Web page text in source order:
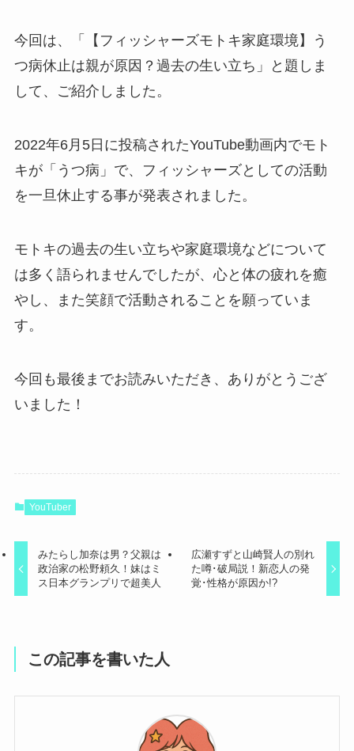
今回は、「【フィッシャーズモトキ家庭環境】う
つ病休止は親が原因？過去の生い立ち」と題しま
して、ご紹介しました。
2022年6月5日に投稿されたYouTube動画内でモト
キが「うつ病」で、フィッシャーズとしての活動
を一旦休止する事が発表されました。
モトキの過去の生い立ちや家庭環境などについて
は多く語られませんでしたが、心と体の疲れを癒
やし、また笑顔で活動されることを願っていま
す。
今回も最後までお読みいただき、ありがとうござ
いました！
YouTuber
みたらし加奈は男？父親は
政治家の松野頼久！妹はミ
ス日本グランプリで超美人
広瀬すずと山崎賢人の別れ
た噂･破局説！新恋人の発
覚･性格が原因か!?
この記事を書いた人